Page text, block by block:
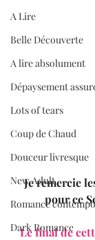
A Lire
Belle Découverte
A lire absolument
Dépaysement
Lots of tears
Coup de Chaud
Douceur livresque
New Adult
Romance
Dark Romance
Je remercie
pour ce
Le final de